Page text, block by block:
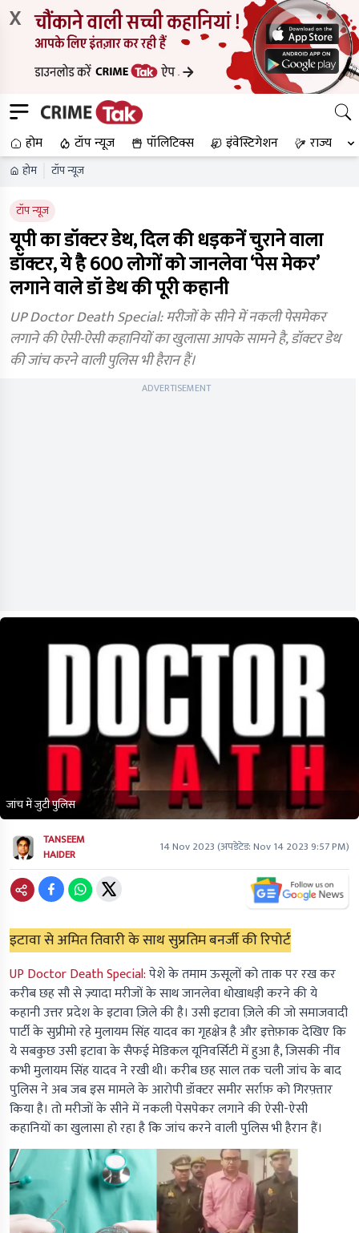
X
होम टॉप न्यूज पॉलिटिक्स इंवेस्टिगेशन राज्य
होम टॉप न्यूज
टॉप न्यूज
यूपी का डॉक्टर डेथ, दिल की धड़कनें चुराने वाला
डॉक्टर, ये है 600 लोगों को जानलेवा ‘पेस मेकर’
लगाने वाले डॉ डेथ की पूरी कहानी
UP Doctor Death Special: मरीजों के सीने में नकली पेसमेकर
लगाने की ऐसी-ऐसी कहानियों का खुलासा आपके सामने है, डॉक्टर डेथ
की जांच करने वाली पुलिस भी हैरान हैं।
ADVERTISEMENT
जांच में जुटी पुलिस
TANSEEM
HAIDER
14 Nov 2023(अपडेटेड:Nov 14 2023 9:57 PM)
इटावा से अमित तिवारी के साथ सुप्रतिम बनर्जी की रिपोर्ट
UP Doctor Death Special:पेशे के तमाम ऊसूलों को ताक पर रख कर
करीब छह सौ से ज़्यादा मरीजों के साथ जानलेवा धोखाधड़ी करने की ये
कहानी उत्तर प्रदेश के इटावा ज़िले की है। उसी इटावा ज़िले की जो समाजवादी
पार्टी के सुप्रीमो रहे मुलायम सिंह यादव का गृहक्षेत्र है और इत्तेफ़ाक देखिए कि
ये सबकुछ उसी इटावा के सैफई मेडिकल यूनिवर्सिटी में हुआ है, जिसकी नींव
कभी मुलायम सिंह यादव ने रखी थी। करीब छह साल तक चली जांच के बाद
पुलिस ने अब जब इस मामले के आरोपी डॉक्टर समीर सर्राफ़ को गिरफ़्तार
किया है। तो मरीजों के सीने में नकली पेसपेकर लगाने की ऐसी-ऐसी
कहानियों का खुलासा हो रहा है कि जांच करने वाली पुलिस भी हैरान हैं।